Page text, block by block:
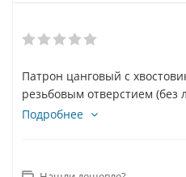
Патрон цанговый с
резьбовым отверстием (без
ER20 (ТИП 0750 MS3xER20)
Подробнее